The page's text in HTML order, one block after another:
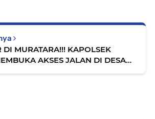
DI MURATARA!!! KAPOLSEK
AKSES JALAN DI DESA